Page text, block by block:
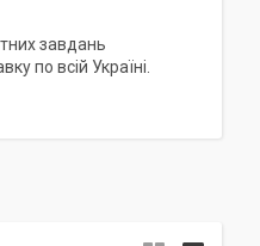
завдань
по всій Україні.